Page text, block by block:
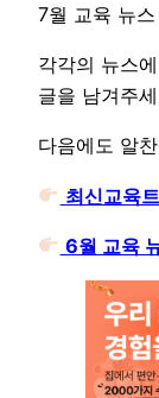
7월 교육 뉴
각각의 뉴스
글을 남겨주
다음에도 알
최신교육
6월 교육